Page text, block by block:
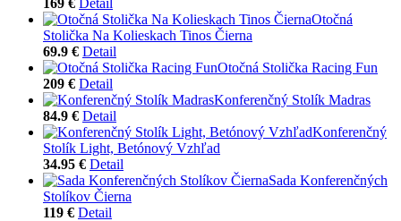
Otočná
Stolička Na Kolieskach Tinos Čierna
69.9 € Detail
Otočná Stolička Racing Fun
209 € Detail
Konferenčný Stolík Madras
84.9 € Detail
Konferenčný
Stolík Light, Betónový Vzhľad
34.95 € Detail
Sada Konferenčných
Stolíkov Čierna
119 € Detail